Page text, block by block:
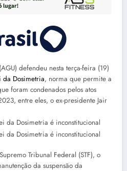
defendeu nesta terça-feira (19)
da Dosimetria, norma que permite a
foram condenados pelos atos
entre eles, o ex-presidente Jair
Tribunal Federal (STF), o
da suspensão da